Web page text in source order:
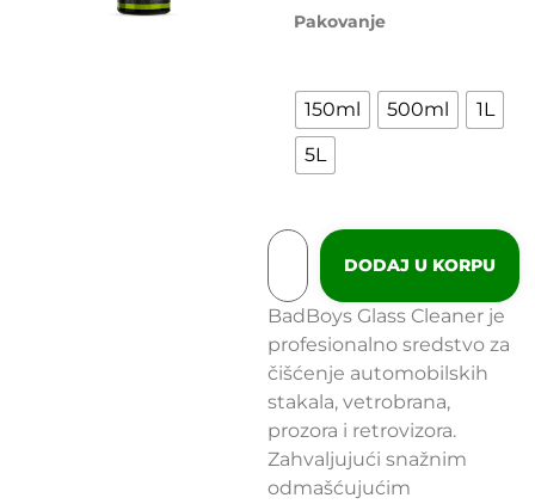
Pakovanje
150ml 500ml
1L
5L
DODAJ U KORPU
BadBoys Glass Cleaner je
profesionalno sredstvo za
čišćenje automobilskih
stakala, vetrobrana,
prozora i retrovizora.
Zahvaljujući snažnim
odmašćujućim